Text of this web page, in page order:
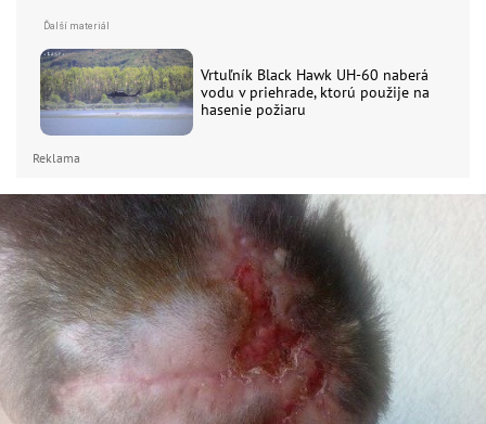
Vrtuľník Black Hawk UH-60 naberá
vodu v priehrade, ktorú použije na
hasenie požiaru
Reklama